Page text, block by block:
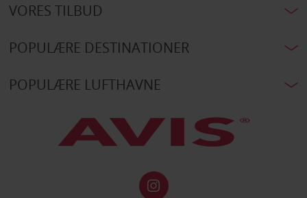
VORES TILBUD
POPULÆRE DESTINATIONER
POPULÆRE LUFTHAVNE